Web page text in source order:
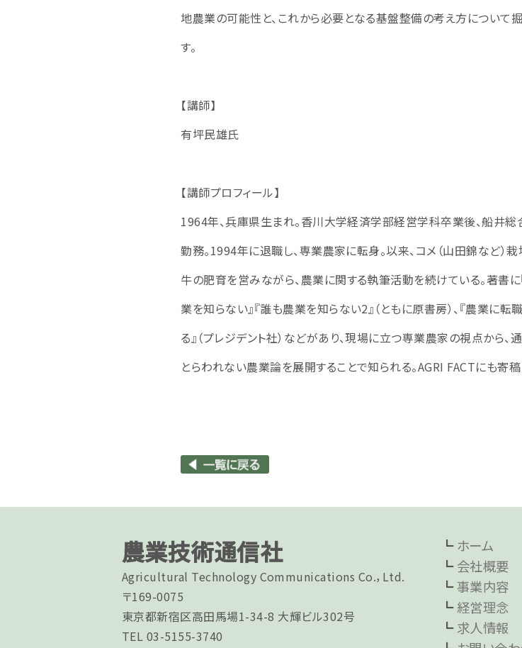
地農業の可能性と、これから必要となる基盤整備の考え方について
す。
【講師】
有坪民雄氏
【講師プロフィール】
1964年、兵庫県生まれ。香川大学経済学部経営学科卒業後、船井
勤務。1994年に退職し、専業農家に転身。以来、コメ（山田錦など）
牛の肥育を営みながら、農業に関する執筆活動を続けている。著書に
業を知らない』『誰も農業を知らない2』（ともに原書房）、『農業に転
る』（プレジデント社）などがあり、現場に立つ専業農家の視点から、
とらわれない農業論を展開することで知られる。AGRI FACTにも寄稿
農業技術通信社
Agricultural Technology Communications Co.，Ltd.
〒169-0075
東京都新宿区高田馬場1-34-8 大輝ビル302号
TEL 03-5155-3740
┗ ホーム
┗会社概要
┗事業内容
┗経営理念
┗求人情報